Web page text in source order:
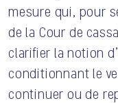
mesure qui, pour
de la Cour de
clarifier la notion
conditionnant le
continuer ou de